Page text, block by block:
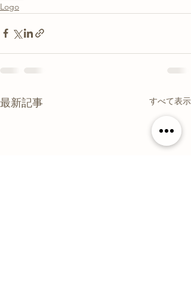
Logo
最新記事 すべて表示